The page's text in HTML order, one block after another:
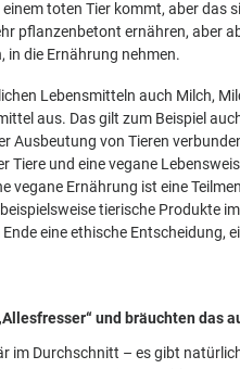
toten Tier kommt, aber das
pflanzenbetont ernähren, aber
in die Ernährung nehmen.
Lebensmitteln auch Milch,
aus. Das gilt zum Beispiel
Ausbeutung von Tieren
Tiere und eine vegane
vegane Ernährung ist eine
tierische Produkte
eine ethische Entscheidung,
und bräuchten das
im Durchschnitt – es gibt